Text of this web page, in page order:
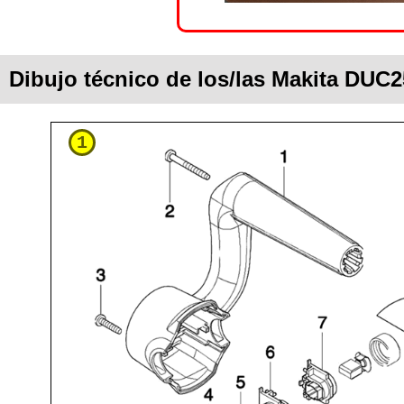
Dibujo técnico de los/las Makita
1